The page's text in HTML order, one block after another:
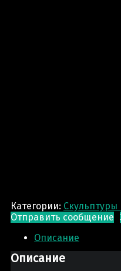
Категории: Скульптуры
Отправить сообщение
Описание
Описание